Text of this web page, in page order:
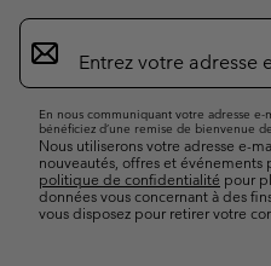
Inscription
par
e-
En nous communiquant votre adresse
bénéficiez d’une remise de bienvenue
Nous utiliserons votre adresse e-
nouveautés, offres et
politique de confidentialité pour
données vous concernant à des
vous disposez pour retirer votre